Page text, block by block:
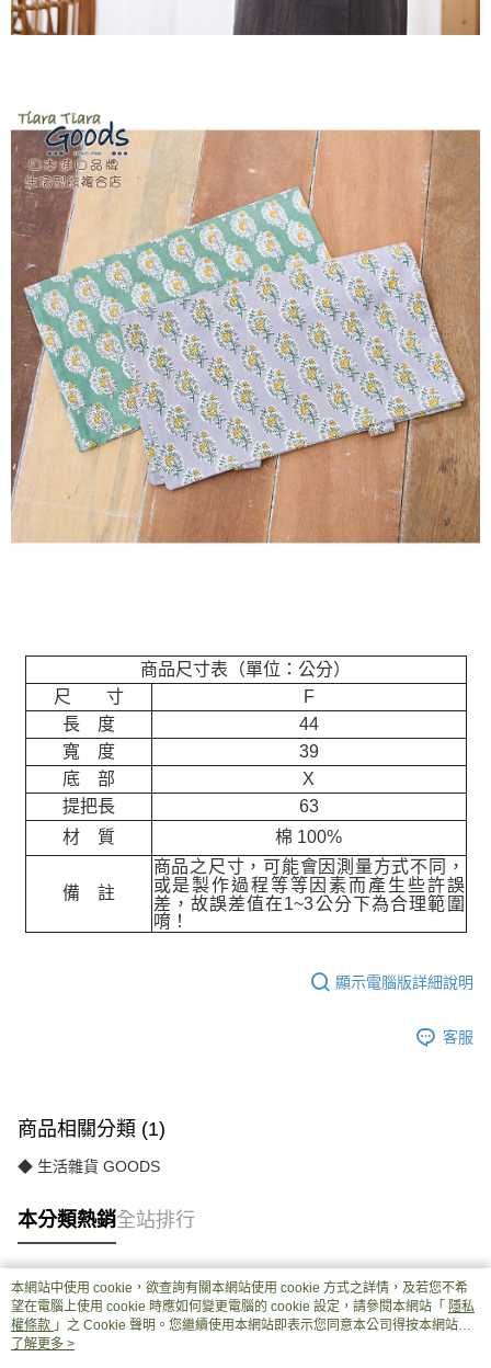
商品尺寸表（單位：公分）
尺 寸
F
長 度
44
寬 度
39
底 部
X
提把長
63
材 質
棉 100%
備 註
商品之尺寸，可能會因測量方式不同，
或是製作過程等等因素而產生些許誤
差，故誤差值在1~3公分下為合理範圍
唷！
顯示電腦版詳細說明
客服
商品相關分類 (1)
◆ 生活雜貨 GOODS
本分類熱銷全站排行
熱門標籤
本網站中使用 cookie，欲查詢有關本網站使用 cookie 方式之詳情，及若您不希
望在電腦上使用 cookie 時應如何變更電腦的 cookie 設定，請參閱本網站「 隱私
權條款 」之 Cookie 聲明。您繼續使用本網站即表示您同意本公司得按本網站使
用條款之 Cookie 聲明使用 cookie。
了解更多 >